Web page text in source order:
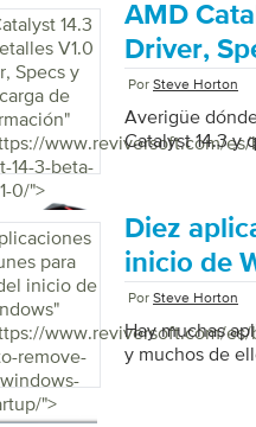
14.3
V1.0
Specs y
de
"
www.reviversoft.com/
14-3-beta-
0/">
AMD
Driver,
Por Steve Horton
Averigüe
Catalyst 14.3 y
para
inicio de
"
www.reviversoft.com/
remove-
">
Diez
inicio de
Por Steve Horton
Hay muchas
y muchos de